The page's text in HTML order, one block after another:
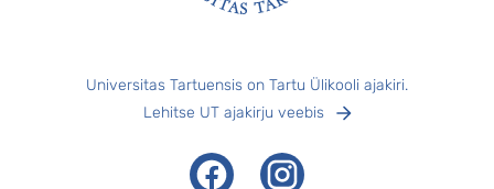
Universitas Tartuensis on Tartu Ülikooli ajakiri.
Lehitse UT ajakirju veebis
FacebookInstagram